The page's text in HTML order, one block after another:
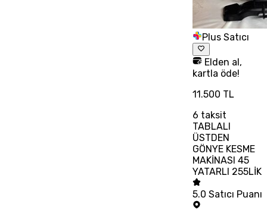
Plus Satıcı
Elden al,
kartla öde!
11.500 TL
6 taksit
TABLALI
ÜSTDEN
GÖNYE KESME
MAKİNASI 45
YATARLI 255LİK
5.0 Satıcı Puanı